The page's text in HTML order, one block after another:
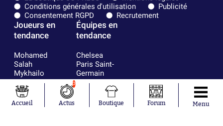
Conditions générales d'utilisation
Publicité
Consentement RGPD
Recrutement
Joueurs en
tendance
Mohamed
Salah
Mykhailo
Mudryk
Neymar
Khalis Merah
Loïs Openda
Équipes en
tendance
Chelsea
Paris Saint-
Germain
Bordeaux
Olympique
lyonnais
FIFA
Accueil
0
Actus Boutique Forum Menu